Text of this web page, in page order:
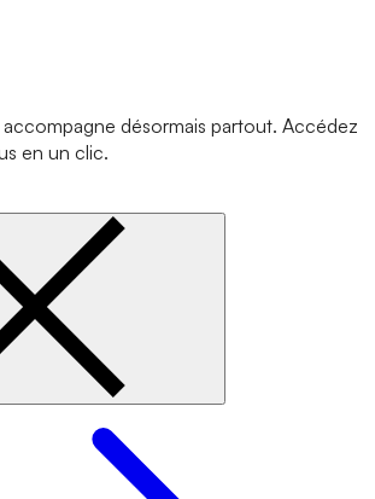
accompagne désormais partout. Accédez
en un clic.